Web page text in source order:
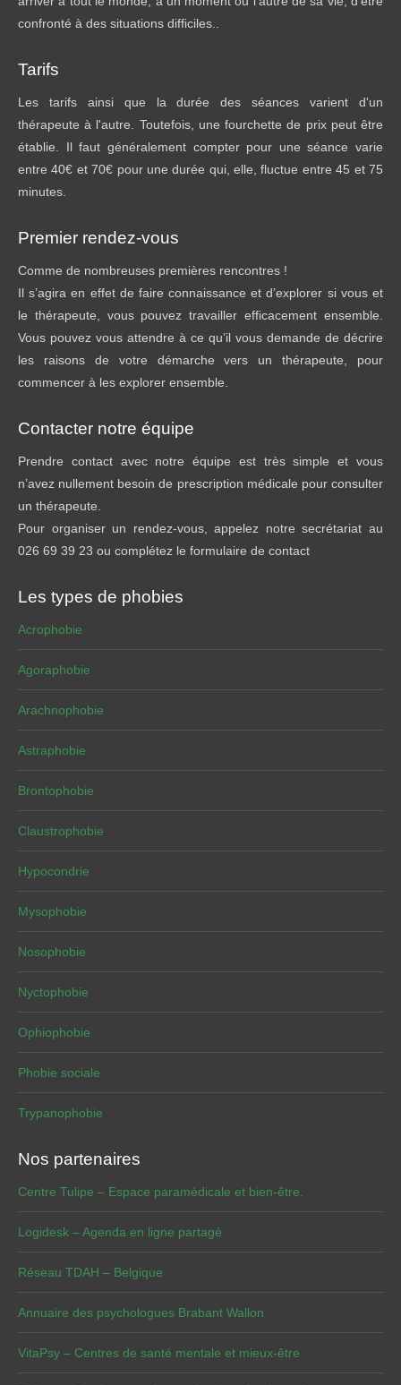
confronté à des situations difficiles..
Tarifs
Les tarifs ainsi que la durée des séances varient d'un
thérapeute à l'autre. Toutefois, une fourchette de prix peut être
établie. Il faut généralement compter pour une séance varie
entre 40€ et 70€ pour une durée qui, elle, fluctue entre 45 et 75
minutes.
Premier rendez-vous
Comme de nombreuses premières rencontres !
Il s’agira en effet de faire connaissance et d’explorer si vous et
le thérapeute, vous pouvez travailler efficacement ensemble.
Vous pouvez vous attendre à ce qu’il vous demande de décrire
les raisons de votre démarche vers un thérapeute, pour
commencer à les explorer ensemble.
Contacter notre équipe
Prendre contact avec notre équipe est très simple et vous
n’avez nullement besoin de prescription médicale pour consulter
un thérapeute.
Pour organiser un rendez-vous, appelez notre secrétariat au
026 69 39 23 ou complétez le formulaire de contact
Les types de phobies
Acrophobie
Agoraphobie
Arachnophobie
Astraphobie
Brontophobie
Claustrophobie
Hypocondrie
Mysophobie
Nosophobie
Nyctophobie
Ophiophobie
Phobie sociale
Trypanophobie
Nos partenaires
Centre Tulipe – Espace paramédicale et bien-être.
Logidesk – Agenda en ligne partagé
Réseau TDAH – Belgique
Annuaire des psychologues Brabant Wallon
VitaPsy – Centres de santé mentale et mieux-être